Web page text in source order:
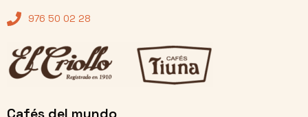
976 50 02 28